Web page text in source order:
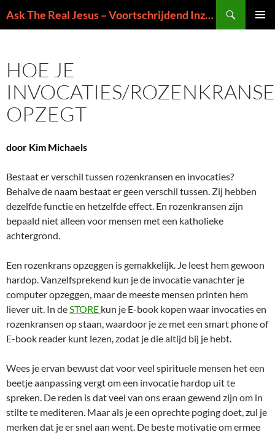
naar
Ask The Real Jesus – Voortschrijdend Inzicht in de Zin van het Leven
HOE JE
INVOCATIES/
OPZEGT
door Kim Michaels
Bestaat er verschil tussen rozenkransen en invocaties?
Behalve de naam bestaat er geen verschil tussen. Zij hebben
dezelfde functie en hetzelfde effect. En rozenkransen zijn
bepaald niet alleen voor mensen met een katholieke
achtergrond.
Een rozenkrans opzeggen is gemakkelijk. Je leest hem gewoon
hardop. Vanzelfsprekend kun je de invocatie vanachter je
computer opzeggen, maar de meeste mensen printen hem
liever uit. In deSTORE kun je E-book kopen waar invocaties en
rozenkransen op staan, waardoor je ze met een smart phone of
E-book reader kunt lezen, zodat je die altijd bij je hebt.
Wees je ervan bewust dat voor veel spirituele mensen het een
beetje aanpassing vergt om een invocatie hardop uit te
spreken. De reden is dat veel van ons eraan gewend zijn om in
stilte te mediteren. Maar als je een oprechte poging doet, zul je
merken dat je er snel aan went. De beste motivatie om ermee